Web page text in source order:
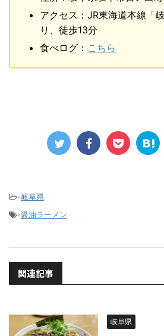
アクセス：JR東海道本線「
り、徒歩13分
食べログ： こちら
-岐阜県
-醤油ラーメン
関連記事
岐阜県